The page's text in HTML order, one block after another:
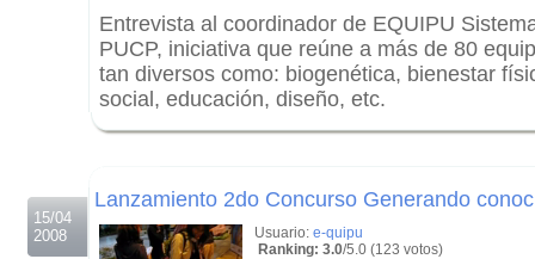
Entrevista al coordinador de EQUIPU
PUCP, iniciativa que reúne a más de 80
tan diversos como: biogenética, bienestar
social, educación, diseño, etc.
15/04
2008
Lanzamiento 2do Concurso Generando
Usuario: e-quipu
Ranking: 3.0/5.0 (123 votos)